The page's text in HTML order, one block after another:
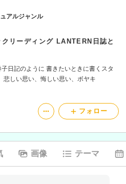
アルジャンル
リーディング LANTERN日誌と
日記のように 書きたいときに書くスタ
悲しい思い、悔しい思い、ボヤキ
フォロー
画像 テーマ